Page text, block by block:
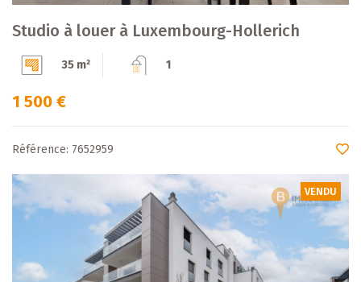
Studio à louer à Luxembourg-Hollerich
35 m² 1
1 500 €
Référence: 7652959
VENDU